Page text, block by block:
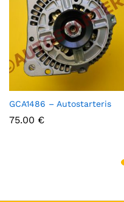
GCA1486 – Autostarteris
75.00 €